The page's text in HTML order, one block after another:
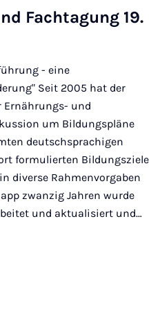
Fach­ta­gung 19.
- eine
Seit 2005 hat der
Ernährungs- und
um Bildungspläne
deutschsprachigen
formulierten Bildungsziele
diverse Rahmenvorgaben
zwanzig Jahren wurde
und aktualisiert und…